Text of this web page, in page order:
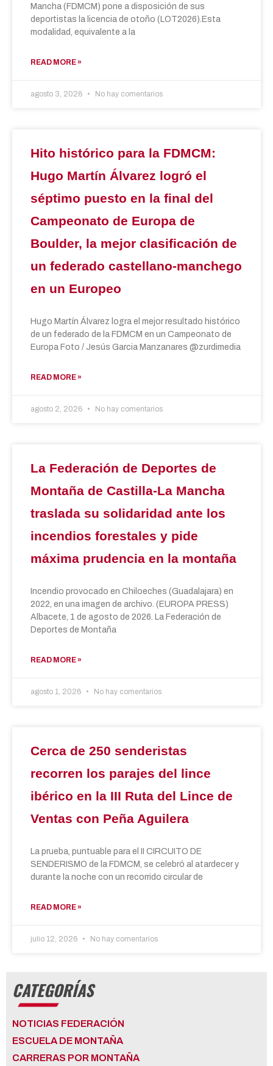
Mancha (FDMCM) pone a disposición de sus
deportistas la licencia de otoño (LOT2026).Esta
modalidad, equivalente a la
READ MORE »
agosto 3, 2026 No hay comentarios
Hito histórico para la FDMCM:
Hugo Martín Álvarez logró el
séptimo puesto en la final del
Campeonato de Europa de
Boulder, la mejor clasificación de
un federado castellano-manchego
en un Europeo
Hugo Martín Álvarez logra el mejor resultado histórico
de un federado de la FDMCM en un Campeonato de
Europa Foto / Jesús Garcia Manzanares @zurdimedia
READ MORE »
agosto 2, 2026 No hay comentarios
La Federación de Deportes de
Montaña de Castilla-La Mancha
traslada su solidaridad ante los
incendios forestales y pide
máxima prudencia en la montaña
Incendio provocado en Chiloeches (Guadalajara) en
2022, en una imagen de archivo. (EUROPA PRESS)
Albacete, 1 de agosto de 2026. La Federación de
Deportes de Montaña
READ MORE »
agosto 1, 2026 No hay comentarios
Cerca de 250 senderistas
recorren los parajes del lince
ibérico en la III Ruta del Lince de
Ventas con Peña Aguilera
La prueba, puntuable para el II CIRCUITO DE
SENDERISMO de la FDMCM, se celebró al atardecer y
durante la noche con un recorrido circular de
READ MORE »
julio 12, 2026 No hay comentarios
CATEGORÍAS
NOTICIAS FEDERACIÓN
ESCUELA DE MONTAÑA
CARRERAS POR MONTAÑA